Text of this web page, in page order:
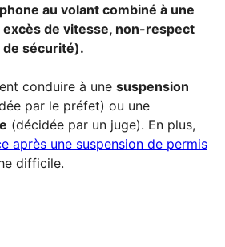
au volant combiné à une
de vitesse, non-respect
de sécurité).
conduire à une suspension
par le préfet) ou une
(décidée par un juge). En plus,
après une suspension de permis
difficile.